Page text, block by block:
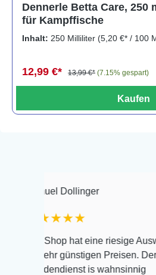
Dennerle Betta Care, 250
für Kampffische
Inhalt: 250 Milliliter (5,20 €* / 100
12,99 €* 13,99 €* (7.15% gespart)
Kaufen
Dollinger
hat eine riesige Auswahl
günstigen Preisen. Der
is wahnsinnig